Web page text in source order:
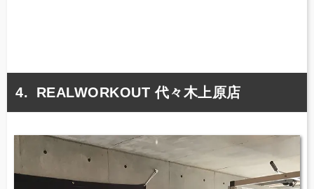
REALWORKOUT 代々木上原店